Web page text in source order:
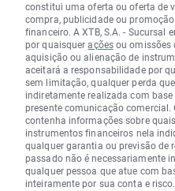
constitui uma oferta ou oferta de
compra, publicidade ou
financeiro. A XTB, S.A. - Sucursal
por quaisqueraçõesou omissões
aquisição ou alienação de
aceitará a responsabilidade por
sem limitação, qualquer perda
indiretamente realizada com
presente comunicação
contenha informações sobre
instrumentos financeiros nela
qualquer garantia ou previsão de
passado não é necessariamente
qualquer pessoa que atue com
inteiramente por sua conta e risco.